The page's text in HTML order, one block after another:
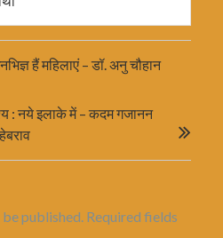
हैं महिलाएं – डॉ. अनु चौहान
: नये इलाके में – कदम गजानन
published. Required fields